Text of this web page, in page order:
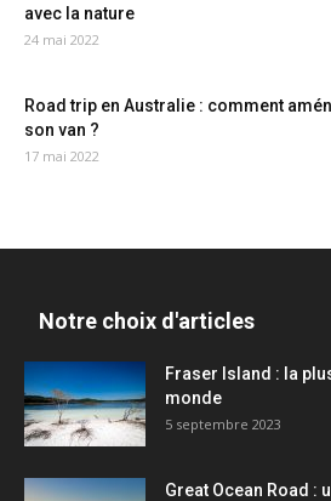
avec la nature
24 mai 2022
Road trip en Australie : comment
son van ?
17 mai 2022
Notre choix d'articles
Fraser Island : la
monde
5 septembre 2023
Great Ocean Road :